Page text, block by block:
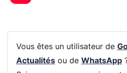
Vous êtes un utilisateur de
Actualitésou de WhatsApp